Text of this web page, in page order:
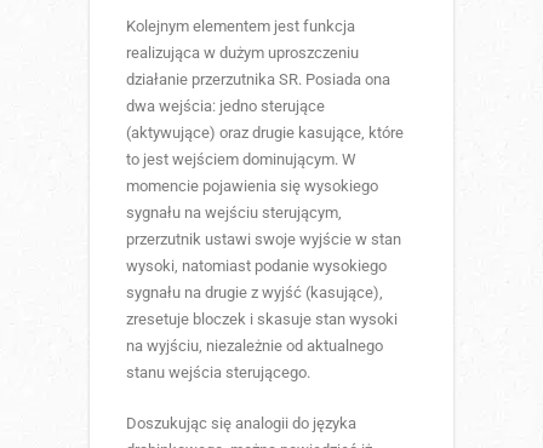
Kolejnym elementem jest funkcja
realizująca w dużym uproszczeniu
działanie przerzutnika SR. Posiada ona
dwa wejścia: jedno sterujące
(aktywujące) oraz drugie kasujące, które
to jest wejściem dominującym. W
momencie pojawienia się wysokiego
sygnału na wejściu sterującym,
przerzutnik ustawi swoje wyjście w stan
wysoki, natomiast podanie wysokiego
sygnału na drugie z wyjść (kasujące),
zresetuje bloczek i skasuje stan wysoki
na wyjściu, niezależnie od aktualnego
stanu wejścia sterującego.
Doszukując się analogii do języka